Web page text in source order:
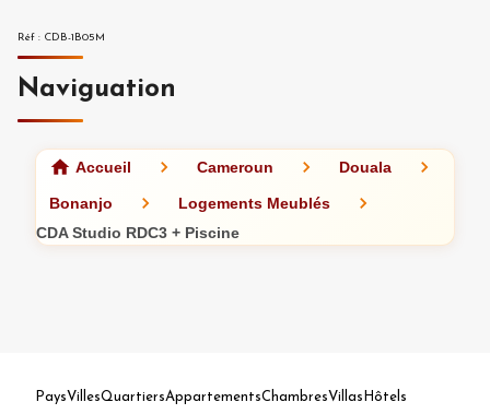
Réf : CDB-1B05M
Naviguation
Accueil Cameroun Douala
Bonanjo
Logements Meublés
CDA Studio RDC3 + Piscine
PaysVillesQuartiersAppartementsChambresVillas Hôtels